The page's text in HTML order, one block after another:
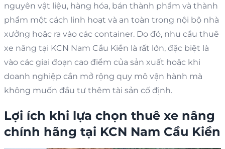
nguyên vật liệu, hàng hóa, bán thành phẩm và thành
phẩm một cách linh hoạt và an toàn trong nội bộ nhà
xưởng hoặc ra vào các container. Do đó, nhu cầu thuê
xe nâng tại KCN Nam Cầu Kiền là rất lớn, đặc biệt là
vào các giai đoạn cao điểm của sản xuất hoặc khi
doanh nghiệp cần mở rộng quy mô vận hành mà
không muốn đầu tư thêm tài sản cố định.
Lợi ích khi lựa chọn thuê xe nâng
chính hãng tại KCN Nam Cầu Kiền